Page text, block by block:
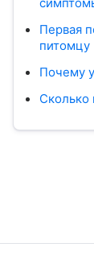
Первая
питомцу
Почему
Сколько